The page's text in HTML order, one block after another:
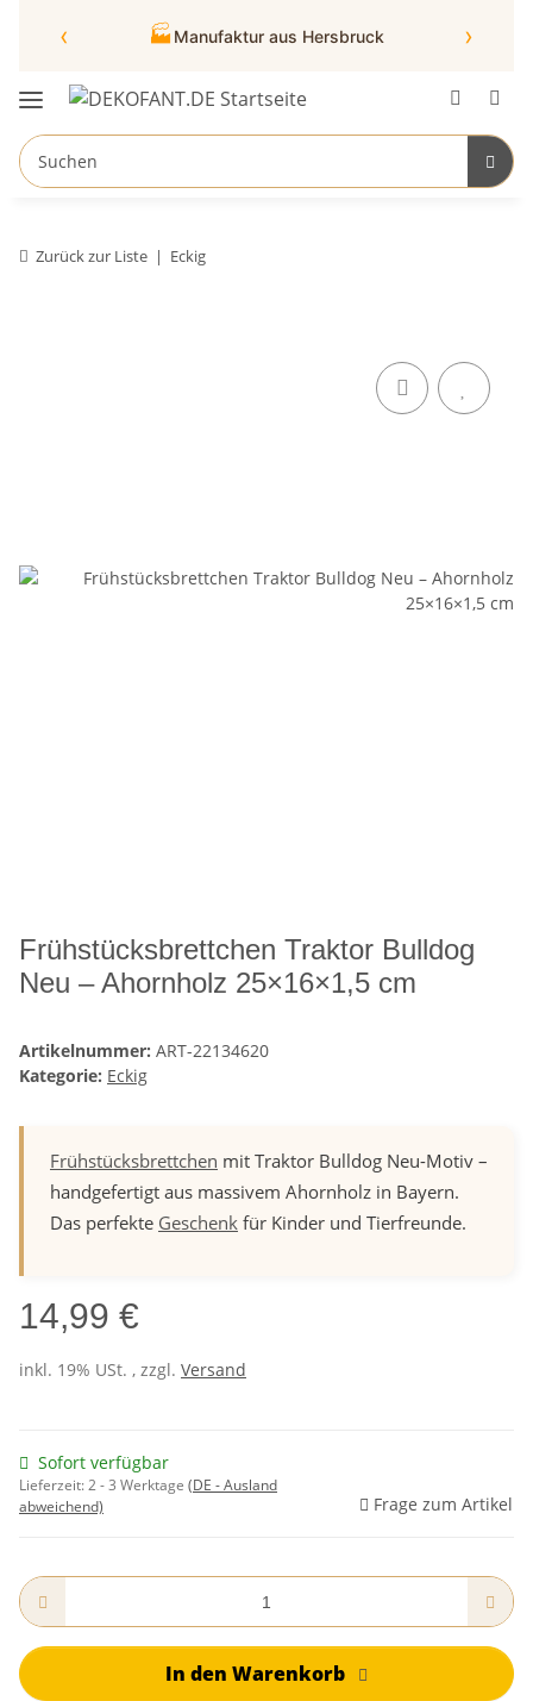
‹ 🏭 Manufaktur aus Hersbruck ›
Zurück zur Liste Eckig
Frühstücksbrettchen Traktor Bulldog
Neu – Ahornholz 25×16×1,5 cm
Artikelnummer: ART-22134620
Kategorie: Eckig
Frühstücksbrettchen mit Traktor Bulldog Neu-Motiv –
handgefertigt aus massivem Ahornholz in Bayern.
Das perfekte Geschenk für Kinder und Tierfreunde.
14,99 €
inkl. 19% USt. , zzgl. Versand
Sofort verfügbar
Lieferzeit:2 - 3 Werktage (DE - Ausland
abweichend)
Frage zum Artikel
In den Warenkorb